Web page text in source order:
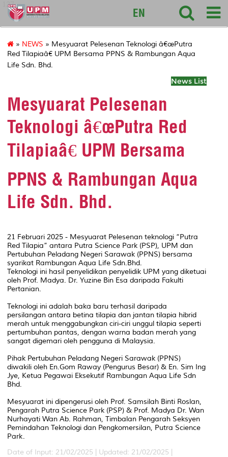
127
EN
» NEWS » Mesyuarat Pelesenan Teknologi â€œPutra
Red Tilapiaâ€ UPM Bersama PPNS & Rambungan Aqua
Life Sdn. Bhd.
News List
Mesyuarat Pelesenan
Teknologi â€œPutra Red
Tilapiaâ€ UPM Bersama
PPNS & Rambungan Aqua
Life Sdn. Bhd.
21 Februari 2025 - Mesyuarat Pelesenan teknologi “Putra
Red Tilapia” antara Putra Science Park (PSP), UPM dan
Pertubuhan Peladang Negeri Sarawak (PPNS) bersama
syarikat Rambungan Aqua Life Sdn.Bhd.
Teknologi ini hasil penyelidikan penyelidik UPM yang diketuai
oleh Prof. Madya. Dr. Yuzine Bin Esa daripada Fakulti
Pertanian.
Teknologi ini adalah baka baru terhasil daripada
persilangan antara betina tilapia dan jantan tilapia hibrid
merah untuk menggabungkan ciri-ciri unggul tilapia seperti
pertumbuhan pantas, dengan warna badan merah yang
sangat digemari oleh pengguna di Malaysia.
Pihak Pertubuhan Peladang Negeri Sarawak (PPNS)
diwakili oleh En.Gom Raway (Pengurus Besar) & En. Sim Ing
Jye, Ketua Pegawai Eksekutif Rambungan Aqua Life Sdn
Bhd.
Mesyuarat ini dipengerusi oleh Prof. Samsilah Binti Roslan,
Pengarah Putra Science Park (PSP) & Prof. Madya Dr. Wan
Nurhayati Wan Ab. Rahman, Timbalan Pengarah Seksyen
Pemindahan Teknologi dan Pengkomersilan, Putra Science
Park.
Date of Input: 21/02/2025 | Updated: 21/02/2025 |